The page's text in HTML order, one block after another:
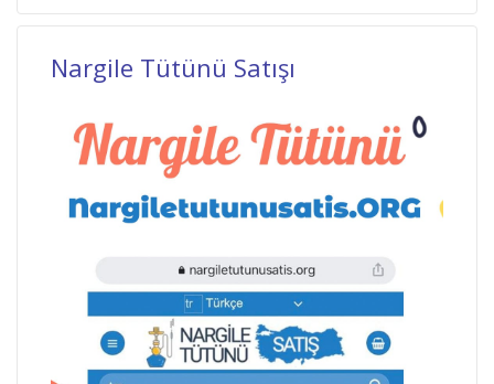
Nargile Tütünü Satışı